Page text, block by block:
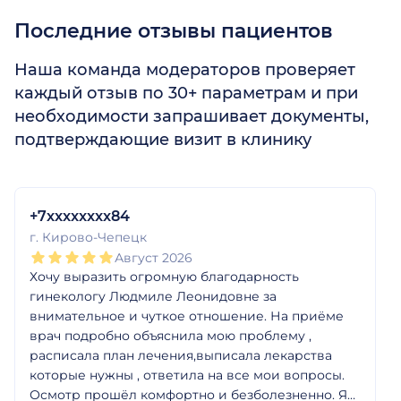
Последние отзывы пациентов
Наша команда модераторов проверяет
каждый отзыв по 30+ параметрам и при
необходимости запрашивает документы,
подтверждающие визит в клинику
+7xxxxxxxx84
г. Кирово-Чепецк
Август 2026
Хочу выразить огромную благодарность
гинекологу Людмиле Леонидовне за
внимательное и чуткое отношение. На приёме
врач подробно объяснила мою проблему ,
расписала план лечения,выписала лекарства
которые нужны , ответила на все мои вопросы.
Осмотр прошёл комфортно и безболезненно. Я